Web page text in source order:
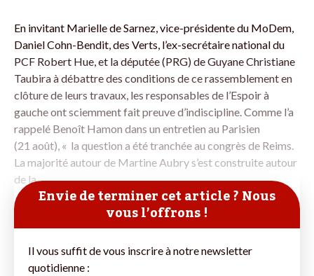
En invitant Marielle de Sarnez, vice-présidente du MoDem,
Daniel Cohn-Bendit, des Verts, l’ex-secrétaire national du
PCF Robert Hue, et la députée (PRG) de Guyane Christiane
Taubira à débattre des conditions de ce rassemblement en
clôture de leurs travaux, les responsables de l’Espoir à
gauche ont sciemment fait preuve d’indiscipline. Comme l’a
rappelé Benoît Hamon dans un entretien au Parisien
(21 août), « la question a été tranchée au congrès de Reims.
La majorité autour de Martine Aubry s’est construite autour
de la
Envie de terminer cet article ? Nous
vous l’offrons !
Il vous suffit de vous inscrire à notre newsletter
quotidienne :